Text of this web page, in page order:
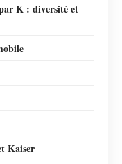
K : diversité et
Kaiser